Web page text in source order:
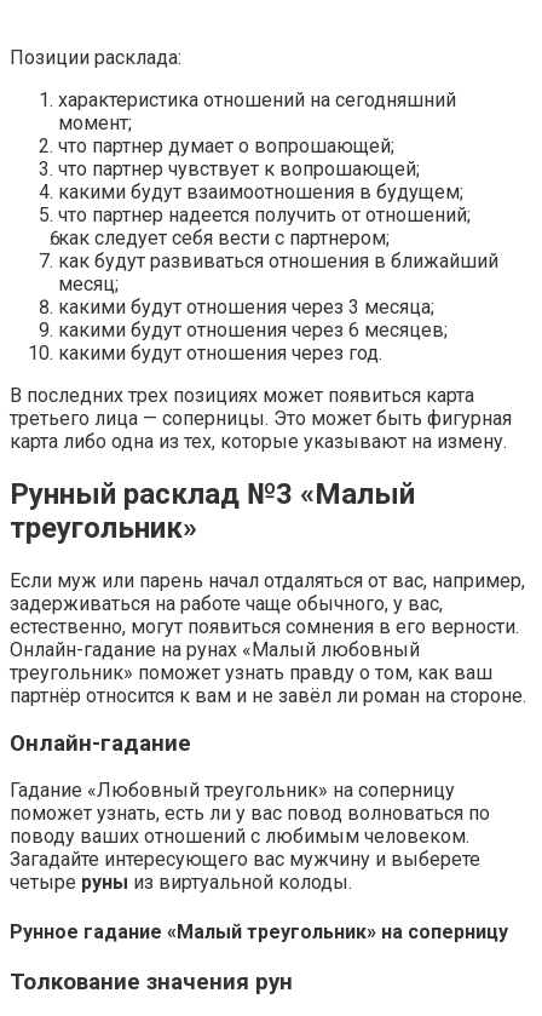
Позиции расклада:
характеристика отношений на сегодняшний
момент;
что партнер думает о вопрошающей;
что партнер чувствует к вопрошающей;
какими будут взаимоотношения в будущем;
что партнер надеется получить от отношений;
как следует себя вести с партнером;
как будут развиваться отношения в ближайший
месяц;
какими будут отношения через 3 месяца;
какими будут отношения через 6 месяцев;
какими будут отношения через год.
В последних трех позициях может появиться карта
третьего лица — соперницы. Это может быть фигурная
карта либо одна из тех, которые указывают на измену.
Рунный расклад №3 «Малый
треугольник»
Если муж или парень начал отдаляться от вас, например,
задерживаться на работе чаще обычного, у вас,
естественно, могут появиться сомнения в его верности.
Онлайн-гадание на рунах «Малый любовный
треугольник» поможет узнать правду о том, как ваш
партнёр относится к вам и не завёл ли роман на стороне.
Онлайн-гадание
Гадание «Любовный треугольник» на соперницу
поможет узнать, есть ли у вас повод волноваться по
поводу ваших отношений с любимым человеком.
Загадайте интересующего вас мужчину и выберете
четыре руны из виртуальной колоды.
Рунное гадание «Малый треугольник» на соперницу
Толкование значения рун